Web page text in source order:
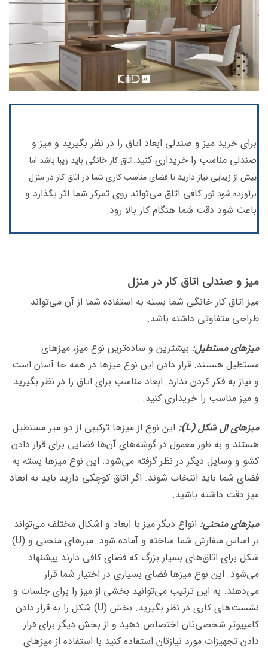
برای خرید میز و صندلی ابعاد اتاق را در نظر بگیرید و میز و
صندلی مناسب را خریداری کنید.اتاق کار خانگی باید زیبا باشد اما
پیش از زیبایی نیاز دارید تا فضای مناسب کاری شما در اتاق کار در منزل
برآورده شود.نور کافی اتاق می‌تواند روی تمرکز شما اثر بگذارد و
باعث شود دقت شما هنگام کار بالا رود.
میز و صندلی اتاق کار در منزل
میز اتاق کار خانگی شما بسته به استفاده شما از آن می‌تواند
طراحی متفاوتی داشته باشد.
میزهای مستطیل: بیشترین و ساده‌ترین نوع میز، میزهای
مستطیل هستند. قرار دادن این نوع میزها در همه جا آسان است
و نیاز به فکر کردن ندارد. ابعاد مناسب برای اتاق را در نظر بگیرید
و میز مناسب را خریداری کنید.
میز‌های ال‌ شکل (L):
این نوع از میزها ترکیبی از دو میز مستطیل
هستند و به طور معمول در گوشه‌های آن‌ها فضایی برای قرار دادن
کشو و وسایل دیگر در نظر گرفته می‌شود. این نوع میزها بسته به
فضای شما باید انتخاب شوند. اگر اتاق کوچکی دارید باید به ابعاد
میز دقت داشته باشید.
میزهای منحنی: انواع دیگر میز با ابعاد و اشکال مختلف می‌تواند
بر اساس سفارش شما ساخته و آماده شود. میزهای منحنی و (U)
شکل برای اتاق‌های بسیار بزرگ که فضای کافی دارند پیشنهاد
می‌شود. این نوع میزها فضای بسیاری در اختیار شما قرار
می‌دهند. به این ترتیب می‌توانید بخشی از میز را برای جلسات و
نشست‌های کاری در نظر بگیرید.
بخش (U) شکل را به قرار دادن
کامپیوتر شخصی‌تان اختصاص دهید و از بخش دیگر برای قرار
دادن تجهیزات مورد نیازتان استفاده کنید.با استفاده از میزهای